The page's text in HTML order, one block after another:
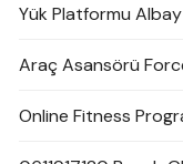
Yük Platformu
Araç Asansörü
Online Fitness